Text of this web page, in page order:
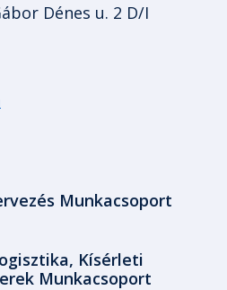
Dénes u. 2 D/I
Munkacsoport
Kísérleti
Munkacsoport